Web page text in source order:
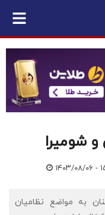
و شومیرا
۰۸/۰۶ - ۱۵:۳۵
به مواضع نظامیان